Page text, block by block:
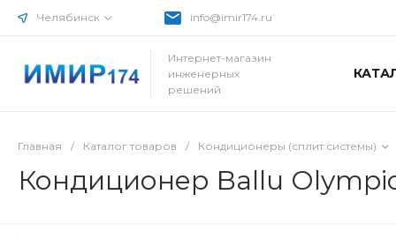
Челябинск info@imir174.ru
Интернет-магазин
инженерных
решений
Главная / Каталог товаров / Кондиционеры (сплит системы)
Кондиционер Ballu